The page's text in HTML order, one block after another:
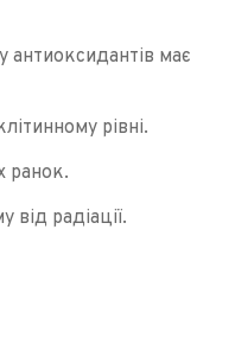
антиоксидантів має
рівні.
ранок.
від радіації.